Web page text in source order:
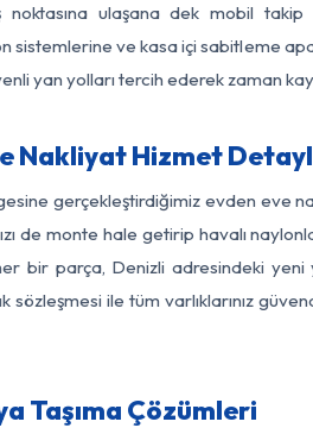
noktasına ulaşana dek mobil
sistemlerine ve kasa içi sabitleme
yan yolları tercih ederek zaman
Nakliyat Hizmet
gerçekleştirdiğimiz evden
de monte hale getirip havalı
bir parça, Denizli adresindeki
sözleşmesi ile tüm varlıklarınız
Taşıma Çözümleri